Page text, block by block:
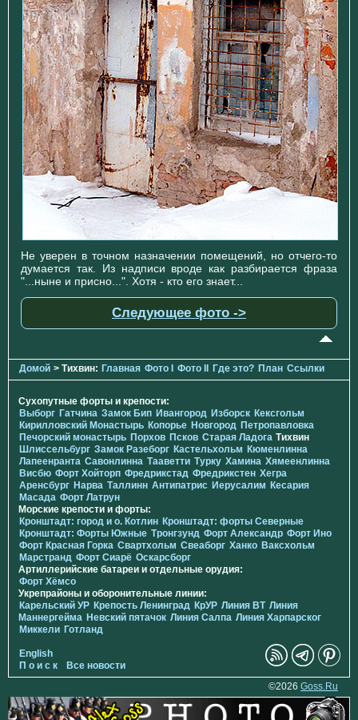
Не уверен в точном назначении помещений, но отчего-то
думается так. Из надписи вроде как разбирается фраза
"...ныне и присно...". Хотя - кто его знает...
Следующее фото ->
Домой > Тихвин: Главная Фото I Фото II Где это? План Ссылки
Сухопутные форты и крепости:
Выборг Гатчина Замок Бип Ивангород Изборск Кексгольм
Кирилловский Монастырь Копорье Новгород Петропавловка
Печорcкий монастырь Порхов Псков Старая Ладога Тихвин
Шлиссельбург Замок Разеборг Кастельхольм Кюменлинна
Лапеенранта Савонлинна Тааветти Турку Хамина Хямеенлинна
Висбю Форт Хойторп Фредрикстад Фредрикстен Хегра
Аренсбург Нарва Таллинн Антипатрис Иерусалим Кесария
Масада Форт Латрун
Морские крепости и форты:
Кронштадт: город и о. Котлин Кронштадт: форты Северные
Кронштадт: Форты Южные Тронгзунд Форт Александр Форт Ино
Форт Красная Горка Свартхольм Свеаборг Ханко Ваксхольм
Марстранд Форт Сиарё Оскарсборг
Артиллерийские батареи и отдельные орудия:
Форт Хёмсо
Укрепрайоны и оборонительные линии:
Карельский УР Крепость Ленинград КрУР Линия ВТ Линия
Маннергейма Невский пятачок Линия Салпа Линия Харпарског
Миккели Готланд
English
П о и с к
Все новости
©2026 Goss.Ru